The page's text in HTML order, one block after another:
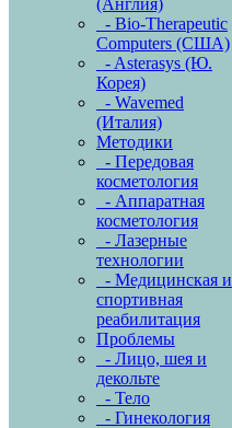
(Англия)
- Bio-Therapeutic
Computers (США)
- Asterasys (Ю.
Корея)
- Wavemed
(Италия)
Методики
- Передовая
косметология
- Аппаратная
косметология
- Лазерные
технологии
- Медицинская и
спортивная
реабилитация
Проблемы
- Лицо, шея и
декольте
- Тело
- Гинекология